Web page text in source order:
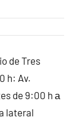
de Tres
h: Av.
de 9:00 h а
lateral